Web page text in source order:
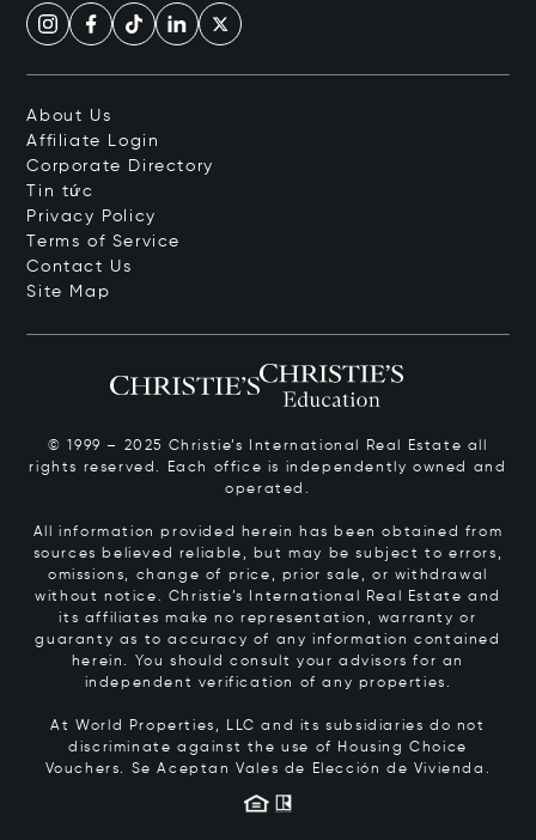
About Us
Affiliate Login
Corporate Directory
Tin tức
Privacy Policy
Terms of Service
Contact Us
Site Map
© 1999 – 2025 Christie’s International Real Estate all
rights reserved. Each office is independently owned and
operated.
All information provided herein has been obtained from
sources believed reliable, but may be subject to errors,
omissions, change of price, prior sale, or withdrawal
without notice. Christie’s International Real Estate and
its affiliates make no representation, warranty or
guaranty as to accuracy of any information contained
herein. You should consult your advisors for an
independent verification of any properties.
At World Properties, LLC and its subsidiaries do not
discriminate against the use of Housing Choice
Vouchers. Se Aceptan Vales de Elección de Vivienda.